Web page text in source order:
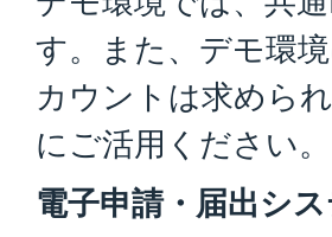
す。また、デモ環
カウントは求めら
にご活用ください。
電子申請・届出シ